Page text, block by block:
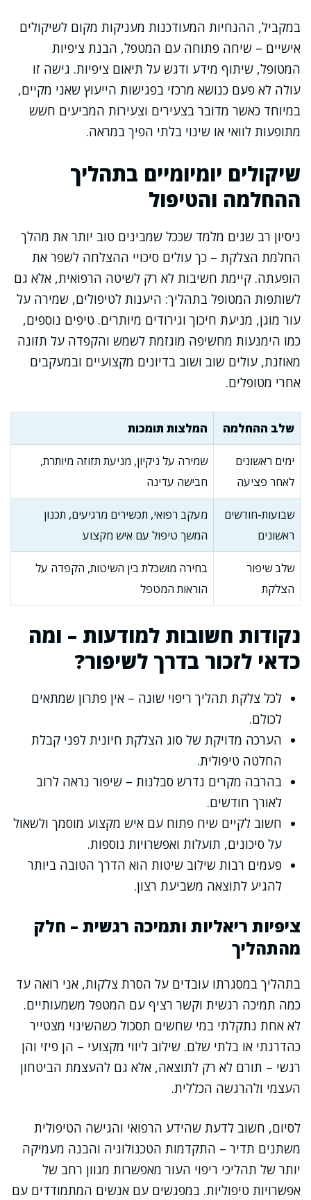
במקביל, ההנחיות המעודכנות מעניקות מקום לשיקולים
אישיים – שיחה פתוחה עם המטפל, הבנת ציפיות
המטופל, שיתוף מידע ודגש על תיאום ציפיות. גישה זו
עולה לא פעם כנושא מרכזי בפגישות הייעוץ שאני מקיים,
במיוחד כאשר מדובר בצעירים וצעירות המביעים חשש
מתופעות לוואי או שינוי בלתי הפיך במראה.
שיקולים יומיומיים בתהליך
ההחלמה והטיפול
ניסיון רב שנים מלמד שככל שמבינים טוב יותר את מהלך
החלמת הצלקת – כך עולים סיכויי ההצלחה לשפר את
הופעתה. קיימת חשיבות לא רק לשיטה הרפואית, אלא גם
לשותפות המטופל בתהליך: היענות לטיפולים, שמירה על
עור מוגן, מניעת חיכוך וגירודים מיותרים. טיפים נוספים,
כמו הימנעות מחשיפה מוגזמת לשמש והקפדה על תזונה
מאוזנת, עולים שוב ושוב בדיונים מקצועיים ובמעקבים
אחרי מטופלים.
שלב ההחלמה המלצות תומכות
ימים ראשונים
לאחר פציעה
שמירה על ניקיון, מניעת תזוזה מיותרת,
חבישה עדינה
שבועות-חודשים
ראשונים
מעקב רפואי, תכשירים מרגיעים, תכנון
המשך טיפול עם איש מקצוע
שלב שיפור
הצלקת
בחירה מושכלת בין השיטות, הקפדה על
הוראות המטפל
נקודות חשובות למודעות – ומה
כדאי לזכור בדרך לשיפור?
לכל צלקת תהליך ריפוי שונה – אין פתרון שמתאים
לכולם.
הערכה מדויקת של סוג הצלקת חיונית לפני קבלת
החלטה טיפולית.
בהרבה מקרים נדרש סבלנות – שיפור נראה לרוב
לאורך חודשים.
חשוב לקיים שיח פתוח עם איש מקצוע מוסמך ולשאול
על סיכונים, תועלות ואפשרויות נוספות.
פעמים רבות שילוב שיטות הוא הדרך הטובה ביותר
להגיע לתוצאה משביעת רצון.
ציפיות ריאליות ותמיכה רגשית – חלק
מהתהליך
בתהליך במסגרתו עובדים על הסרת צלקות, אני רואה עד
כמה תמיכה רגשית וקשר רציף עם המטפל משמעותיים.
לא אחת נתקלתי במי שחשים תסכול כשהשינוי מצטייר
כהדרגתי או בלתי שלם. שילוב ליווי מקצועי – הן פיזי והן
רגשי – תורם לא רק לתוצאה, אלא גם להעצמת הביטחון
העצמי ולהרגשה הכללית.
לסיום, חשוב לדעת שהידע הרפואי והגישה הטיפולית
משתנים תדיר – התקדמות הטכנולוגיה והבנה מעמיקה
יותר של תהליכי ריפוי העור מאפשרות מגוון רחב של
אפשרויות טיפוליות. במפגשים עם אנשים המתמודדים עם